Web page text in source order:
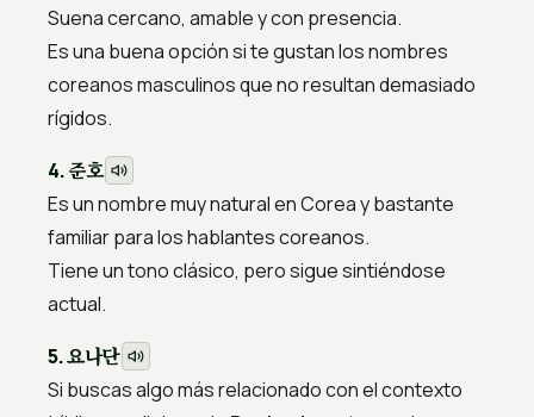
Suena cercano, amable y con presencia.
Es una buena opción si te gustan los nombres
coreanos masculinos que no resultan demasiado
rígidos.
4.준호
Es un nombre muy natural en Corea y bastante
familiar para los hablantes coreanos.
Tiene un tono clásico, pero sigue sintiéndose
actual.
5.요나단
Si buscas algo más relacionado con el contexto